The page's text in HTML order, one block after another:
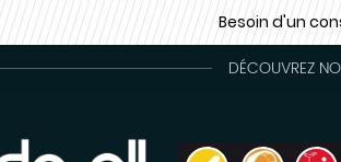
Besoin d'un
DÉCOUVREZ